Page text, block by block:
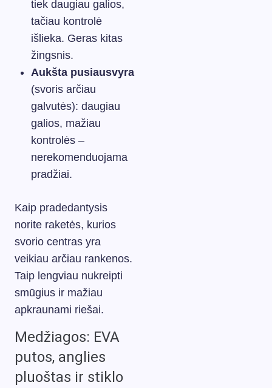
tiek daugiau galios,
tačiau kontrolė
išlieka. Geras kitas
žingsnis.
Aukšta pusiausvyra
(svoris arčiau
galvutės): daugiau
galios, mažiau
kontrolės –
nerekomenduojama
pradžiai.
Kaip pradedantysis
norite raketės, kurios
svorio centras yra
veikiau arčiau rankenos.
Taip lengviau nukreipti
smūgius ir mažiau
apkraunami riešai.
Medžiagos: EVA
putos, anglies
pluoštas ir stiklo